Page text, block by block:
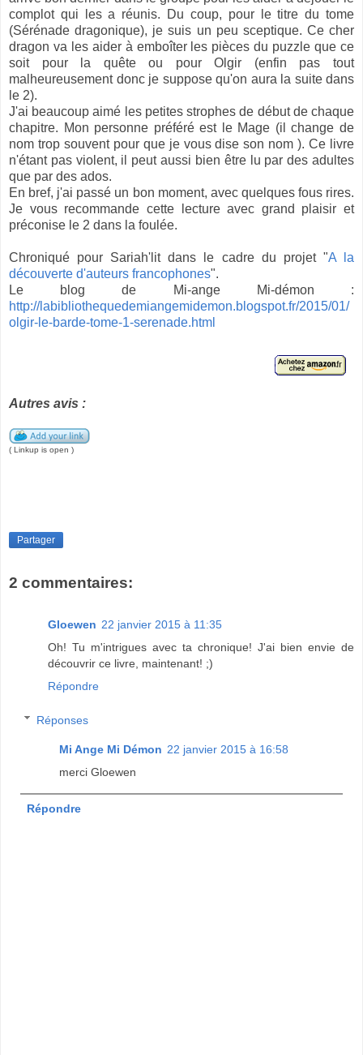
complot qui les a réunis. Du coup, pour le titre du tome
(Sérénade dragonique), je suis un peu sceptique. Ce cher
dragon va les aider à emboîter les pièces du puzzle que ce
soit pour la quête ou pour Olgir (enfin pas tout
malheureusement donc je suppose qu'on aura la suite dans
le 2).
J'ai beaucoup aimé les petites strophes de début de chaque
chapitre. Mon personne préféré est le Mage (il change de
nom trop souvent pour que je vous dise son nom ). Ce livre
n'étant pas violent, il peut aussi bien être lu par des adultes
que par des ados.
En bref, j'ai passé un bon moment, avec quelques fous rires.
Je vous recommande cette lecture avec grand plaisir et
préconise le 2 dans la foulée.
Chroniqué pour Sariah'lit dans le cadre du projet "A la
découverte d'auteurs francophones".
Le blog de Mi-ange Mi-démon :
http://labibliothequedemiangemidemon.blogspot.fr/2015/01/
olgir-le-barde-tome-1-serenade.html
Autres avis :
( Linkup is open )
Partager
2 commentaires:
Gloewen 22 janvier 2015 à 11:35
Oh! Tu m'intrigues avec ta chronique! J'ai bien envie de
découvrir ce livre, maintenant! ;)
Répondre
Réponses
Mi Ange Mi Démon 22 janvier 2015 à 16:58
merci Gloewen
Répondre